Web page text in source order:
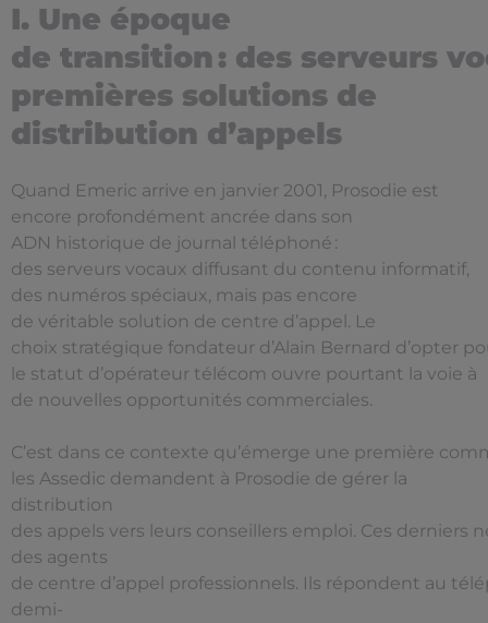
I. Une époque
de transition : des serveurs
premières solutions de
distribution d’appels
Quand Emeric arrive en janvier 2001, Prosodie est
encore profondément ancrée dans son
ADN historique de journal téléphoné :
des serveurs vocaux diffusant du contenu informatif,
des numéros spéciaux, mais pas encore
de véritable solution de centre d’appel. Le
choix stratégique fondateur d’Alain Bernard d’opter
le statut d’opérateur télécom ouvre pourtant la voie à
de nouvelles opportunités commerciales.
C’est dans ce contexte qu’émerge une première
les Assedic demandent à Prosodie de gérer la
distribution
des appels vers leurs conseillers emploi. Ces derniers
des agents
de centre d’appel professionnels. Ils répondent au
demi-